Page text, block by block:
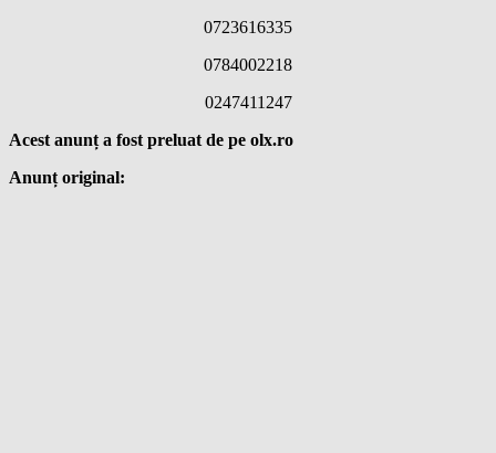
0723616335
0784002218
0247411247
Acest anunț a fost preluat de pe olx.ro
Anunț original: